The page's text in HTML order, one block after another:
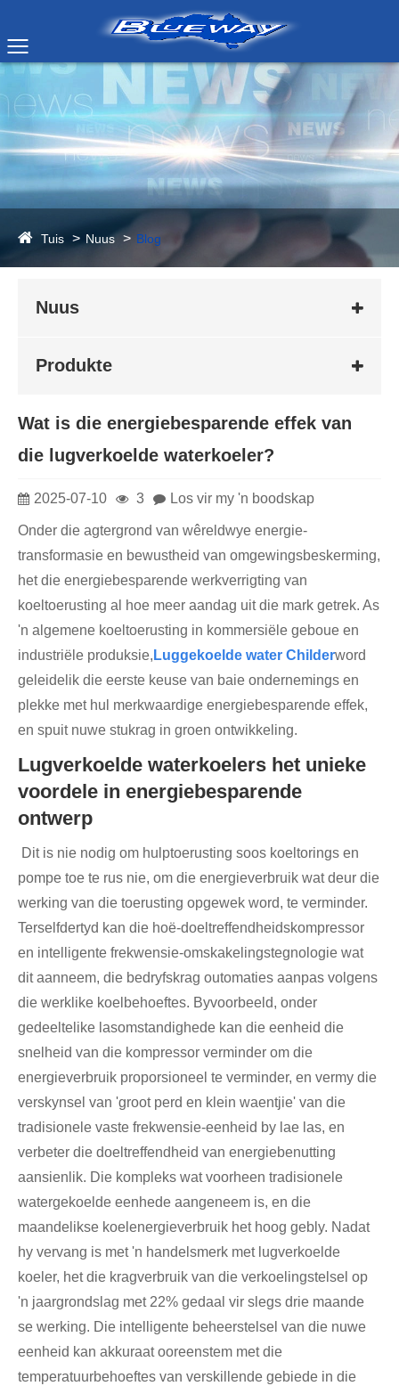
Tuis Nuus Blog
Nuus
Produkte
Wat is die energiebesparende effek van
die lugverkoelde waterkoeler?
2025-07-10 3 Los vir my 'n boodskap
Onder die agtergrond van wêreldwye energie-
transformasie en bewustheid van omgewingsbeskerming,
het die energiebesparende werkverrigting van
koeltoerusting al hoe meer aandag uit die mark getrek. As
'n algemene koeltoerusting in kommersiële geboue en
industriële produksie, Luggekoelde water Childerword
geleidelik die eerste keuse van baie ondernemings en
plekke met hul merkwaardige energiebesparende effek,
en spuit nuwe stukrag in groen ontwikkeling.
Lugverkoelde waterkoelers het unieke
voordele in energiebesparende
ontwerp
Dit is nie nodig om hulptoerusting soos koeltorings en
pompe toe te rus nie, om die energieverbruik wat deur die
werking van die toerusting opgewek word, te verminder.
Terselfdertyd kan die hoë-doeltreffendheidskompressor
en intelligente frekwensie-omskakelingstegnologie wat
dit aanneem, die bedryfskrag outomaties aanpas volgens
die werklike koelbehoeftes. Byvoorbeeld, onder
gedeeltelike lasomstandighede kan die eenheid die
snelheid van die kompressor verminder om die
energieverbruik proporsioneel te verminder, en vermy die
verskynsel van 'groot perd en klein waentjie' van die
tradisionele vaste frekwensie-eenheid by lae las, en
verbeter die doeltreffendheid van energiebenutting
aansienlik. Die kompleks wat voorheen tradisionele
watergekoelde eenhede aangeneem is, en die
maandelikse koelenergieverbruik het hoog gebly. Nadat
hy vervang is met 'n handelsmerk met lugverkoelde
koeler, het die kragverbruik van die verkoelingstelsel op
'n jaargrondslag met 22% gedaal vir slegs drie maande
se werking. Die intelligente beheerstelsel van die nuwe
eenheid kan akkuraat ooreenstem met die
temperatuurbehoeftes van verskillende gebiede in die